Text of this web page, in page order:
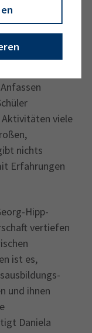
sozialen
Berufs
viele Schüler
von ihrer
Aktivitäten viele
nichts
Erfahrungen
Hipp-
vertiefen
ist es,
und ihnen
Daniela